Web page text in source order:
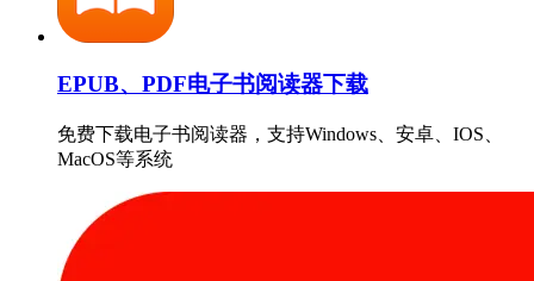
EPUB、PDF电子书阅读器下载
免费下载电子书阅读器，支持Windows、安卓、IOS、
MacOS等系统